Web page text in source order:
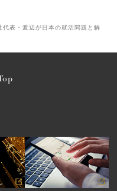
表・渡辺が日本の就活問題と解